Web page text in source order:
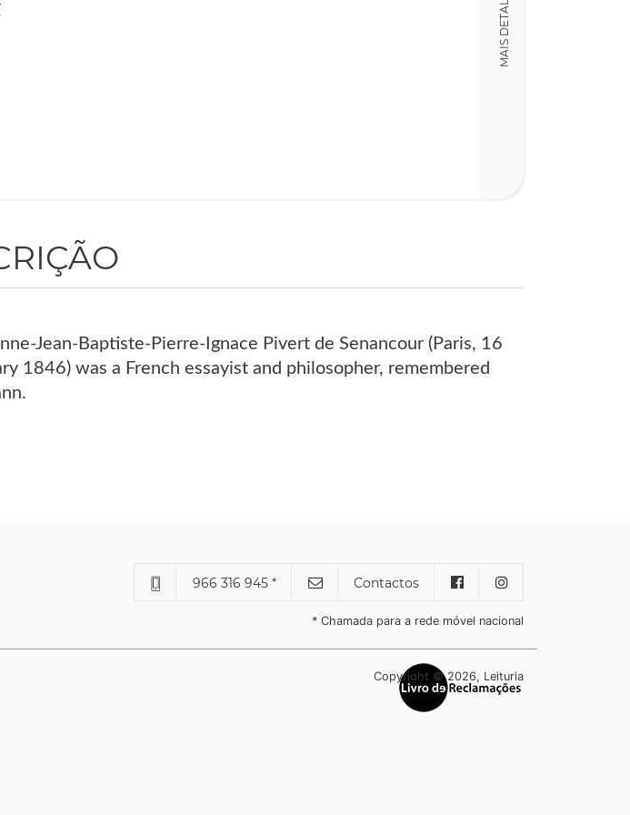
MAIS DETALHES
Jean-Baptiste-Pierre-Ignace Pivert de Senancour (Paris, 16
1846) was a French essayist and philosopher, remembered
966 316 945 * Contactos
* Chamada para a rede móvel nacional
Copyright © 2026, Leituria